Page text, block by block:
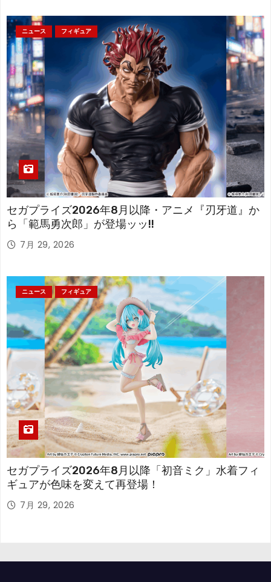
ニュース フィギュア
セガプライズ2026年8月以降・アニメ『刃牙道』か
ら「範馬勇次郎」が登場ッッ!!
7月 29, 2026
ニュース フィギュア
セガプライズ2026年8月以降「初音ミク」水着フィ
ギュアが色味を変えて再登場！
7月 29, 2026